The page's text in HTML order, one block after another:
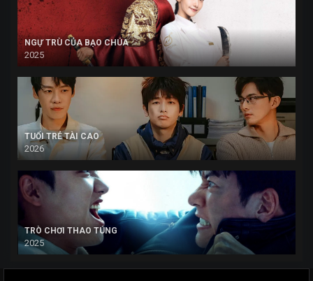
NGỰ TRÙ CỦA BẠO CHÚA
2025
TUỔI TRẺ TÀI CAO
2026
TRÒ CHƠI THAO TÚNG
2025